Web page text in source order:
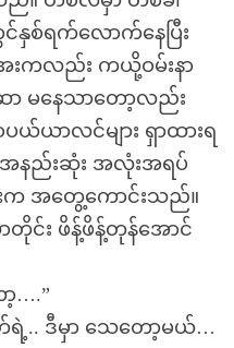
စ်ရက်လောက်နေပြီး
ေးကလည်း ကယို့ဝမ်းနာ
မနေသာတော့လည်း
ယ်ယာလင်များ ရှာထားရ
နည်းဆုံး အလုံးအရပ်
က အတွေ့ကောင်းသည်။
တိုင်း ဖိန့်ဖိန့်တုန်အောင်
….”
.. ဒီမှာ သေတော့မယ်…